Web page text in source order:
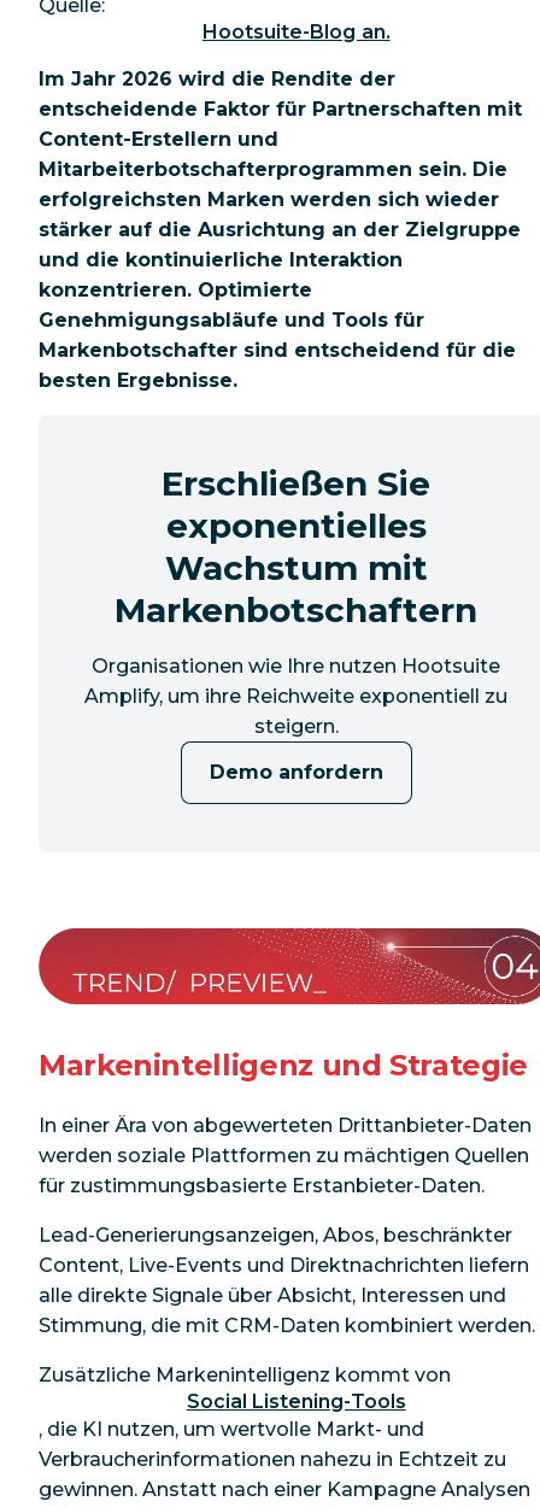
Quelle:
Hootsuite-Blog an.
Im Jahr 2026 wird die Rendite der
entscheidende Faktor für Partnerschaften mit
Content-Erstellern und
Mitarbeiterbotschafterprogrammen sein. Die
erfolgreichsten Marken werden sich wieder
stärker auf die Ausrichtung an der Zielgruppe
und die kontinuierliche Interaktion
konzentrieren. Optimierte
Genehmigungsabläufe und Tools für
Markenbotschafter sind entscheidend für die
besten Ergebnisse.
Erschließen Sie
exponentielles
Wachstum mit
Markenbotschaftern
Organisationen wie Ihre nutzen Hootsuite
Amplify, um ihre Reichweite exponentiell zu
steigern.
Demo anfordern
Markenintelligenz und Strategie
In einer Ära von abgewerteten Drittanbieter-Daten
werden soziale Plattformen zu mächtigen Quellen
für zustimmungsbasierte Erstanbieter-Daten.
Lead-Generierungsanzeigen, Abos, beschränkter
Content, Live-Events und Direktnachrichten liefern
alle direkte Signale über Absicht, Interessen und
Stimmung, die mit CRM-Daten kombiniert werden.
Zusätzliche Markenintelligenz kommt von
Social Listening-Tools
, die KI nutzen, um wertvolle Markt- und
Verbraucherinformationen nahezu in Echtzeit zu
gewinnen. Anstatt nach einer Kampagne Analysen